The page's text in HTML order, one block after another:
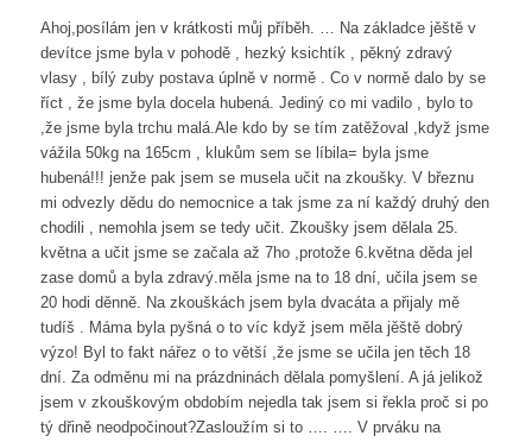
Ahoj,posílám jen v krátkosti můj příběh. … Na základce jěště v
devítce jsme byla v pohodě , hezký ksichtík , pěkný zdravý
vlasy , bílý zuby postava úplně v normě . Co v normě dalo by se
říct , že jsme byla docela hubená. Jediný co mi vadilo , bylo to
,že jsme byla trchu malá.Ale kdo by se tím zatěžoval ,když jsme
vážila 50kg na 165cm , klukům sem se líbila= byla jsme
hubená!!! jenže pak jsem se musela učit na zkoušky. V březnu
mi odvezly dědu do nemocnice a tak jsme za ní každý druhý den
chodili , nemohla jsem se tedy učit. Zkoušky jsem dělala 25.
května a učit jsme se začala až 7ho ,protože 6.května děda jel
zase domů a byla zdravý.měla jsme na to 18 dní, učila jsem se
20 hodi děnně. Na zkouškách jsem byla dvacáta a přijaly mě
tudíš . Máma byla pyšná o to víc když jsem měla jěště dobrý
výzo! Byl to fakt nářez o to větší ,že jsme se učila jen těch 18
dní. Za odměnu mi na prázdninách dělala pomyšlení. A já jelikož
jsem v zkouškovým obdobím nejedla tak jsem si řekla proč si po
tý dřině neodpočinout?Zasloužím si to …. …. V prváku na